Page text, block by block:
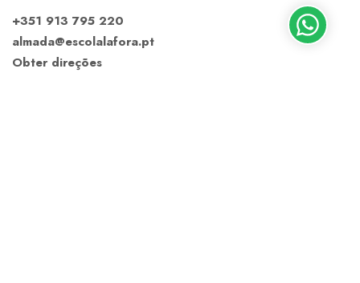
+351 913 795 220
almada@escolalafora.pt
Obter direções